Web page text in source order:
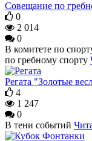
Совещание по
0
2 014
0
В комитете по
по гребному спорту
Регата "Золотые
4
1 247
0
В тени событий